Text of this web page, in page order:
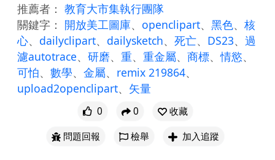
推薦者： 教育大市集執行團隊
關鍵字： 開放美工圖庫、 openclipart、 黑色、 核
心、 dailyclipart、 dailysketch、 死亡、 DS23、 過
濾autotrace、 研磨、 重、 重金屬、 商標、情慾、
可怕、 數學、 金屬、 remix 219864、
upload2openclipart、 矢量
0 0
收藏
問題回報
檢舉 加入追蹤